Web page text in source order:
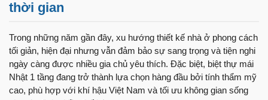
thời gian
Trong những năm gần đây, xu hướng thiết kế nhà ở phong cách
tối giản, hiện đại nhưng vẫn đảm bảo sự sang trọng và tiện nghi
ngày càng được nhiều gia chủ yêu thích. Đặc biệt, biệt thự mái
Nhật 1 tầng đang trở thành lựa chọn hàng đầu bởi tính thẩm mỹ
cao, phù hợp với khí hậu Việt Nam và tối ưu không gian sống